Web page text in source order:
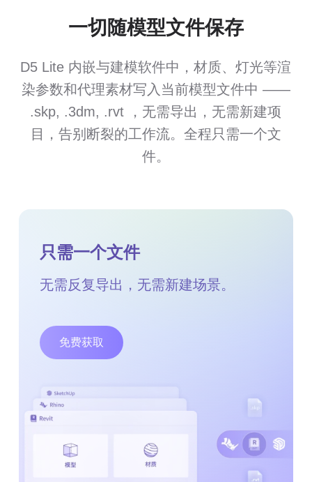
一切随模型文件保存
D5 Lite 内嵌与建模软件中，材质、灯光等渲
染参数和代理素材写入当前模型文件中 ——
.skp, .3dm, .rvt ，无需导出，无需新建项
目，告别断裂的工作流。全程只需一个文
件。
只需一个文件
无需反复导出，无需新建场景。
免费获取